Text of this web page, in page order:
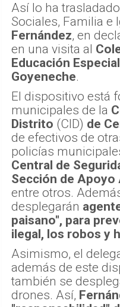
Así lo ha
Sociales, Familia e
Fernández, en
en una visita al
Educación Especial
Goyeneche.
El dispositivo está
municipales de la
Distrito (CID) de
de efectivos de
policías
Central de
Sección de Apoyo
entre otros.
desplegarán
paisano", para
ilegal, los robos y
Asimismo, el
además de este
también se
drones. Así,